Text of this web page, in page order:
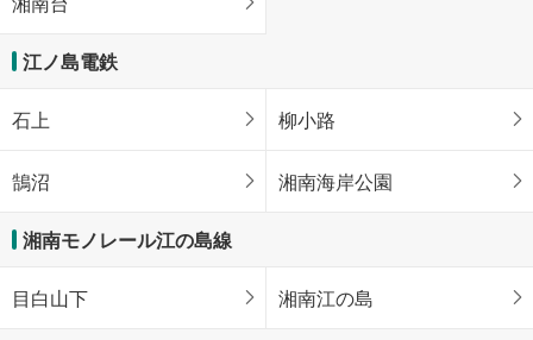
江ノ島電鉄
石上 柳小路
鵠沼 湘南海岸公園
湘南モノレール江の島線
目白山下 湘南江の島